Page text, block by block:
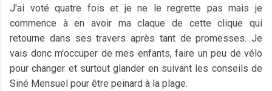
J'ai voté quatre fois et je ne le regrette pas mais je
commence à en avoir ma claque de cette clique qui
retourne dans ses travers après tant de promesses. Je
vais donc m'occuper de mes enfants, faire un peu de vélo
pour changer et surtout glander en suivant les conseils de
Siné Mensuel pour être peinard à la plage.